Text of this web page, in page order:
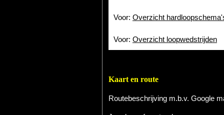
Voor: Overzicht
Voor: Overzicht loopwedstrijden
Kaart en route
Routebeschrijving m.b.v. Google